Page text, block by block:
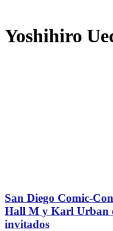
Yoshihiro
San Diego Comic-
Hall M y Karl Urban
invitados